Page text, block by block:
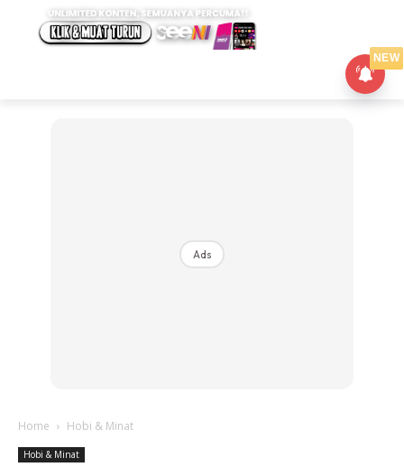
Ads
Home Hobi & Minat
Hobi & Minat
NEW